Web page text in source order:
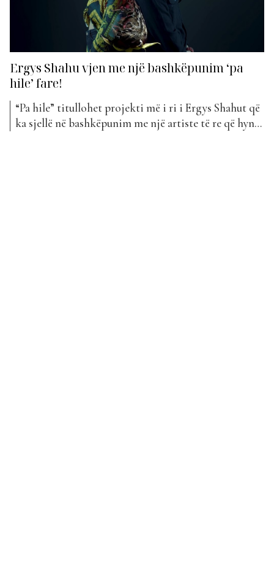
Ergys Shahu vjen me një bashkëpunim ‘pa
hile’ fare!
“Pa hile” titullohet projekti më i ri i Ergys Shahut që
ka sjellë në bashkëpunim me një artiste të re që hyn